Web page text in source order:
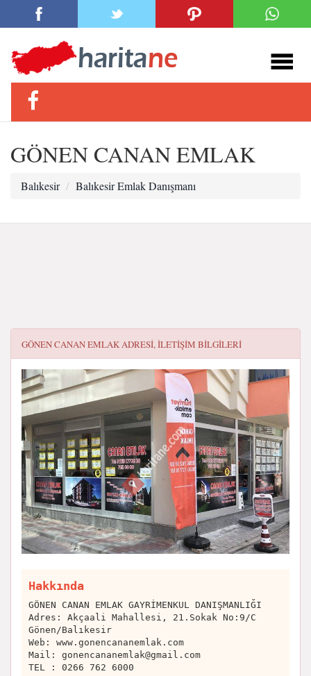
GÖNEN CANAN EMLAK
Balıkesir Balıkesir Emlak Danışmanı
GÖNEN CANAN EMLAKADRESI, ILETIŞIM BILGILERI
Hakkında
GÖNEN CANAN EMLAK GAYRİMENKUL DANIŞMANLIĞI
Adres: Akçaali Mahallesi, 21.Sokak No:9/C
Gönen/Balıkesir
Web: www.gonencananemlak.com
Mail: gonencananemlak@gmail.com
TEL : 0266 762 6000